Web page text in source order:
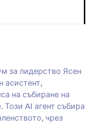
за лидерство Ясен
асистент,
на събиране на
AI агент събира
чрез